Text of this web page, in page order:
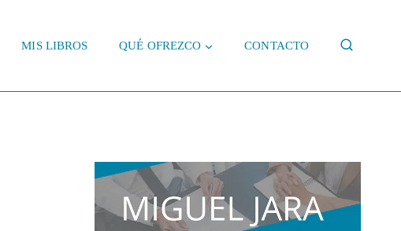
MIS LIBROS QUÉ OFREZCO CONTACTO